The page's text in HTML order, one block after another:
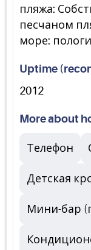
пляжа:
песчаном
море:
Uptime
2012
More about
Телефон
Детская
Мини-бар